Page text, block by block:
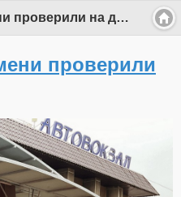
Автовокзал в Тюмени проверили на доступность
проверили